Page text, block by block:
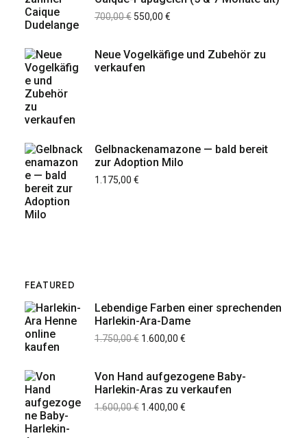
700,00€ 550,00 €
Neue Vogelkäfige und Zubehör zu
verkaufen
Gelbnackenamazone — bald bereit
zur Adoption Milo
1.175,00 €
FEATURED
Lebendige Farben einer sprechenden
Harlekin-Ara-Dame
1.750,00€ 1.600,00 €
Von Hand aufgezogene Baby-
Harlekin-Aras zu verkaufen
1.600,00€ 1.400,00 €